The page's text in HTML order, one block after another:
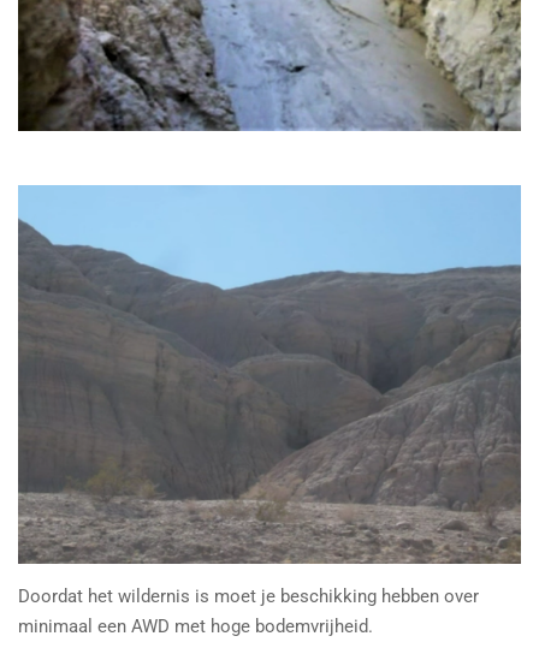
Doordat het wildernis is moet je beschikking hebben over
minimaal een AWD met hoge bodemvrijheid.